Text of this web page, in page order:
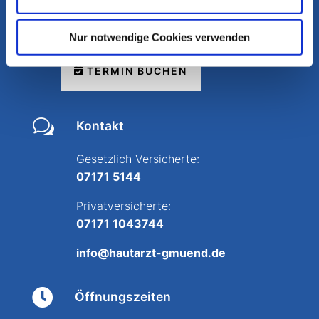
Nur notwendige Cookies verwenden
73525 Schwäbisch Gmünd
TERMIN BUCHEN
w Kontakt
Gesetzlich Versicherte:
07171 5144
Privatversicherte:
07171 1043744
info@hautarzt-gmuend.de
 Öffnungszeiten